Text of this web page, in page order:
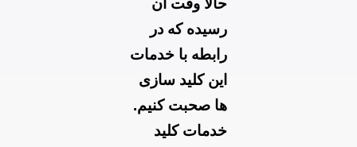
حالا وقت آن
رسیده که در
رابطه با خدمات
این کلید سازی
ها صحبت کنیم.
خدمات کلید